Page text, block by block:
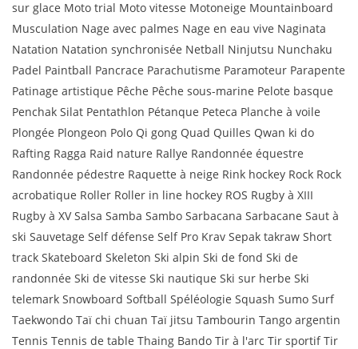
sur glace Moto trial Moto vitesse Motoneige Mountainboard
Musculation Nage avec palmes Nage en eau vive Naginata
Natation Natation synchronisée Netball Ninjutsu Nunchaku
Padel Paintball Pancrace Parachutisme Paramoteur Parapente
Patinage artistique Pêche Pêche sous-marine Pelote basque
Penchak Silat Pentathlon Pétanque Peteca Planche à voile
Plongée Plongeon Polo Qi gong Quad Quilles Qwan ki do
Rafting Ragga Raid nature Rallye Randonnée équestre
Randonnée pédestre Raquette à neige Rink hockey Rock Rock
acrobatique Roller Roller in line hockey ROS Rugby à XIII
Rugby à XV Salsa Samba Sambo Sarbacana Sarbacane Saut à
ski Sauvetage Self défense Self Pro Krav Sepak takraw Short
track Skateboard Skeleton Ski alpin Ski de fond Ski de
randonnée Ski de vitesse Ski nautique Ski sur herbe Ski
telemark Snowboard Softball Spéléologie Squash Sumo Surf
Taekwondo Taï chi chuan Taï jitsu Tambourin Tango argentin
Tennis Tennis de table Thaing Bando Tir à l'arc Tir sportif Tir